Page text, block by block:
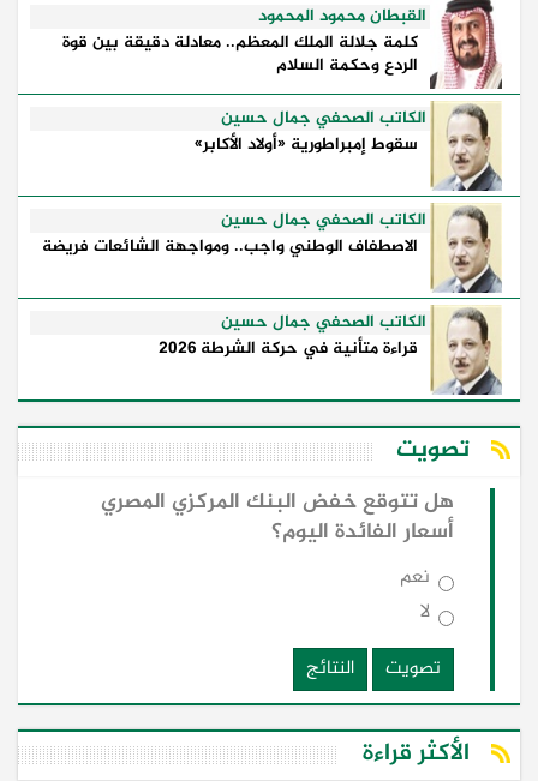
القبطان محمود المحمود
كلمة جلالة الملك المعظم.. معادلة دقيقة بين قوة
الردع وحكمة السلام
الكاتب الصحفي جمال حسين
سقوط إمبراطورية «أولاد الأكابر»
الكاتب الصحفي جمال حسين
الاصطفاف الوطني واجب.. ومواجهة الشائعات فريضة
الكاتب الصحفي جمال حسين
قراءة متأنية في حركة الشرطة 2026
تصويت
هل تتوقع خفض البنك المركزي المصري
أسعار الفائدة اليوم؟
نعم
لا
تصويت
النتائج
الأكثر قراءة